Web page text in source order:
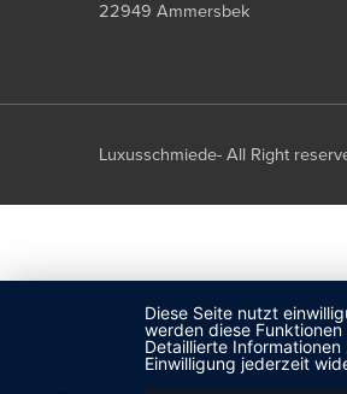
22949 Ammersbek
Luxusschmiede- All Right
Diese Seite nutzt
werden diese
Detaillierte
Einwilligung jederzeit